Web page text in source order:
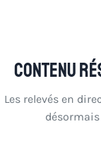
Contenu
Les relevés en